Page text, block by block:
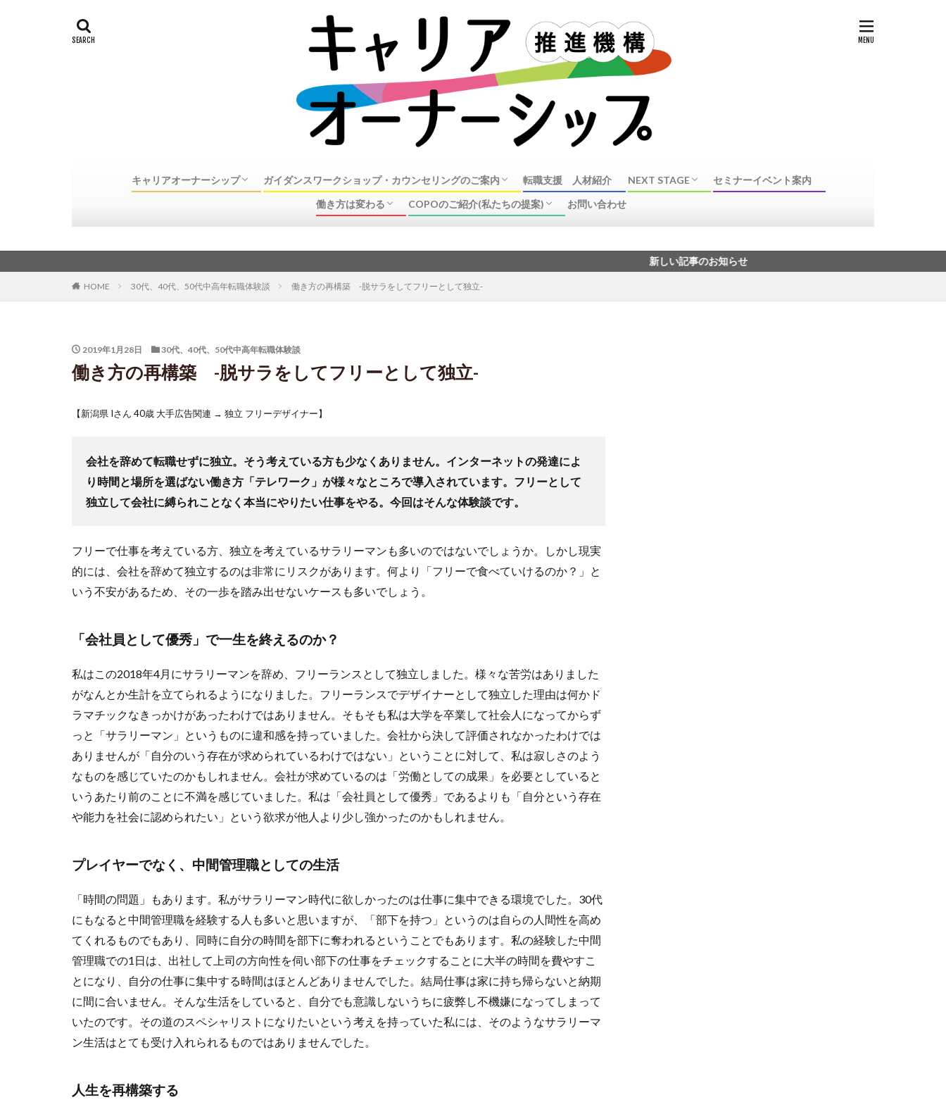
キャリアオーナーシップ ガイダンスワークショップ・カウンセリングのご案内
キャリアオーナーシップ・ガイダンスワークショップ
個別カウンセリングのご案内
カウンセリング事例
カウンセラーについて
転職支援 人材紹介 NEXT STAGE
セミナーイベント案内
働き方は変わる
COPOのご紹介(私たちの提案) お問い合わせ
新しい記事のお知らせ
HOME 30代、40代、50代中高年転職体験談 働き方の再構築 -脱サラをしてフリーとして独立-
2019年1月28日 30代、40代、50代中高年転職体験談
働き方の再構築 -脱サラをしてフリーとして独立-
【新潟県 Iさん 40歳 大手広告関連 → 独立 フリーデザイナー】
会社を辞めて転職せずに独立。そう考えている方も少なくありません。インターネットの発達によ
り時間と場所を選ばない働き方「テレワーク」が様々なところで導入されています。フリーとして
独立して会社に縛られことなく本当にやりたい仕事をやる。今回はそんな体験談です。
フリーで仕事を考えている方、独立を考えているサラリーマンも多いのではないでしょうか。しかし現実
的には、会社を辞めて独立するのは非常にリスクがあります。何より「フリーで食べていけるのか？」と
いう不安があるため、その一歩を踏み出せないケースも多いでしょう。
「会社員として優秀」で一生を終えるのか？
私はこの2018年4月にサラリーマンを辞め、フリーランスとして独立しました。様々な苦労はありました
がなんとか生計を立てられるようになりました。フリーランスでデザイナーとして独立した理由は何かド
ラマチックなきっかけがあったわけではありません。そもそも私は大学を卒業して社会人になってからず
っと「サラリーマン」というものに違和感を持っていました。会社から決して評価されなかったわけでは
ありませんが「自分のいう存在が求められているわけではない」ということに対して、私は寂しさのよう
なものを感じていたのかもしれません。会社が求めているのは「労働としての成果」を必要としていると
いうあたり前のことに不満を感じていました。私は「会社員として優秀」であるよりも「自分という存在
や能力を社会に認められたい」という欲求が他人より少し強かったのかもしれません。
プレイヤーでなく、中間管理職としての生活
「時間の問題」もあります。私がサラリーマン時代に欲しかったのは仕事に集中できる環境でした。30代
にもなると中間管理職を経験する人も多いと思いますが、「部下を持つ」というのは自らの人間性を高め
てくれるものでもあり、同時に自分の時間を部下に奪われるということでもあります。私の経験した中間
管理職での1日は、出社して上司の方向性を伺い部下の仕事をチェックすることに大半の時間を費やすこ
とになり、自分の仕事に集中する時間はほとんどありませんでした。結局仕事は家に持ち帰らないと納期
に間に合いません。そんな生活をしていると、自分でも意識しないうちに疲弊し不機嫌になってしまって
いたのです。その道のスペシャリストになりたいという考えを持っていた私には、そのようなサラリーマ
ン生活はとても受け入れられるものではありませんでした。
人生を再構築する